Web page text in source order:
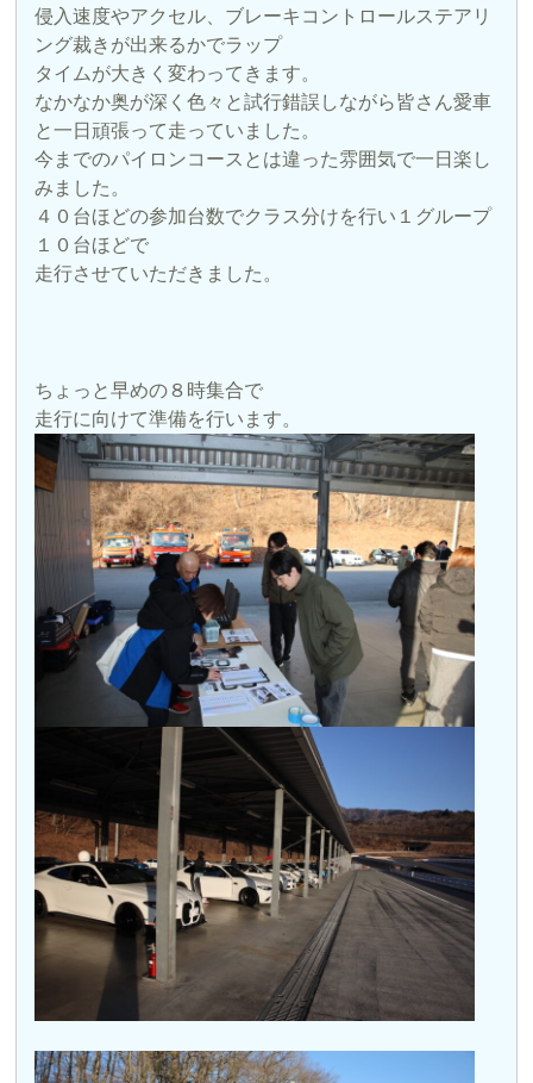
侵入速度やアクセル、ブレーキコントロールステアリ
ング裁きが出来るかでラップ
タイムが大きく変わってきます。
なかなか奥が深く色々と試行錯誤しながら皆さん愛車
と一日頑張って走っていました。
今までのパイロンコースとは違った雰囲気で一日楽し
みました。
４０台ほどの参加台数でクラス分けを行い１グループ
１０台ほどで
走行させていただきました。
ちょっと早めの８時集合で
走行に向けて準備を行います。